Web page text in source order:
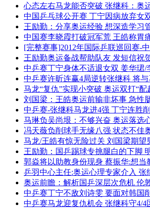
心态左右马龙能否突破 张继科：奥
中国乒乓球公开赛 丁宁因病放弃女
王励勤：分享奥运经验 想深造学习
中国赛李晓霞打破冠军荒 王皓称胃
[完整赛事]2012年国际乒联巡回赛-
王励勤奥运备战帮助队友 发短信祝
中乒赛丁宁身体不适退女双 姜华珺/
中乒赛许昕连赢4局逆转张继科 将
马龙“复仇”实现小突破 奥运双打“配
刘国梁：王皓奥运前输非坏事 急性
中乒赛-张继科马龙进4强 丁宁连胜
马琳负吴尚垠：不够兴奋 奥运落选
冯天薇负削球手无缘八强 状态不佳
马龙/王皓有惊无险过关 刘国梁期望
王励勤：国乒踢球专挑腿白的下脚
郭焱将以助教身份现身 蔡振华:想当
乒羽中心主任:奥运心理专家介入 张
奥运前瞻：解析国乒深层次危机 伦
中乒赛丁宁不敌刘诗雯 要面对韩国
中乒赛马龙迎复仇机会 张继科守4/4